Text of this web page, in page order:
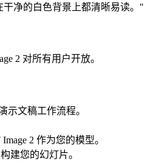
干净的白色背景上都清晰易读。"
2 对所有用户开放。
示文稿工作流程。
Image 2 作为您的模型。
建您的幻灯片。